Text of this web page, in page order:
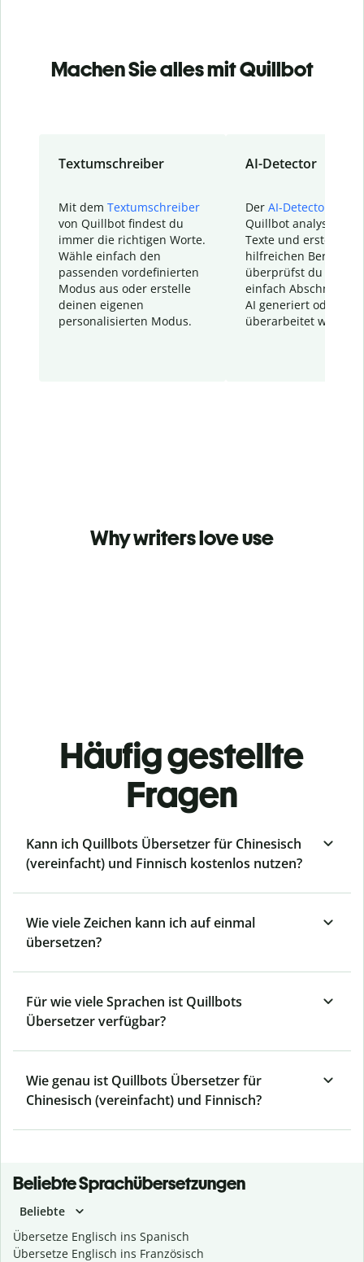
Machen Sie alles mit Quillbot
Textumschreiber
Mit dem Textumschreiber
von Quillbot findest du
immer die richtigen Worte.
Wähle einfach den
passenden vordefinierten
Modus aus oder erstelle
deinen eigenen
personalisierten Modus.
AI-Detector
Der AI-Detector
Quillbot analysiert
Texte und erstellt
hilfreichen Bericht.
überprüfst du
einfach Abschnitte,
AI generiert oder
überarbeitet wurden.
Why writers love use
Häufig gestellte
Fragen
Kann ich Quillbots Übersetzer für Chinesisch
(vereinfacht) und Finnisch kostenlos nutzen?
Wie viele Zeichen kann ich auf einmal
übersetzen?
Für wie viele Sprachen ist Quillbots
Übersetzer verfügbar?
Wie genau ist Quillbots Übersetzer für
Chinesisch (vereinfacht) und Finnisch?
Beliebte Sprachübersetzungen
Beliebte
Übersetze Englisch ins Spanisch
Übersetze Englisch ins Französisch